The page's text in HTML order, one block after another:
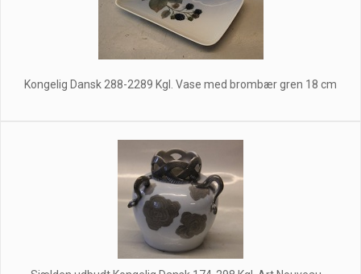
Kongelig Dansk 288-2289 Kgl. Vase med brombær gren 18 cm